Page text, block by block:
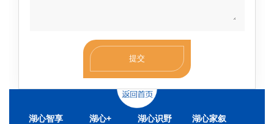
湖心智享 湖心+ 湖心识野 湖心家叙